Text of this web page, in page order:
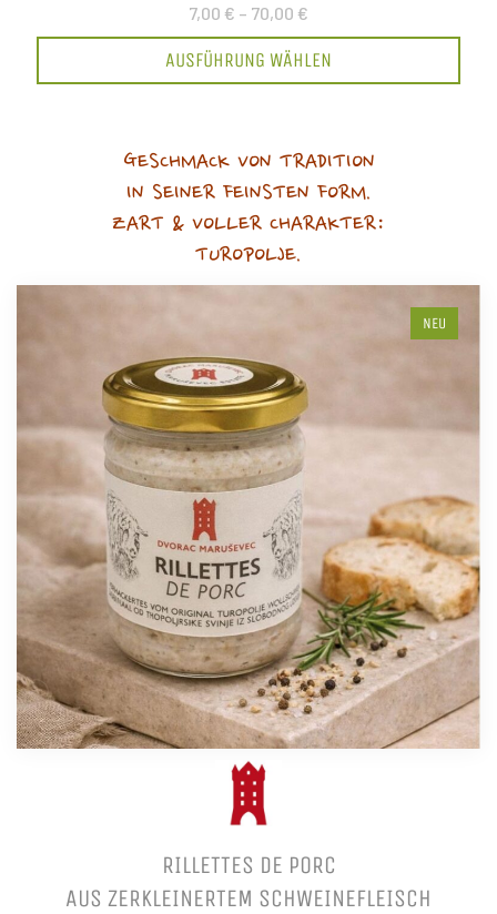
7,00 € – 70,00 €
AUSFÜHRUNG WÄHLEN
GESCHMACK VON TRADITION
IN SEINER FEINSTEN FORM.
ZART & VOLLER CHARAKTER:
TUROPOLJE.
NEU
RILLETTES DE PORC
AUS ZERKLEINERTEM SCHWEINEFLEISCH